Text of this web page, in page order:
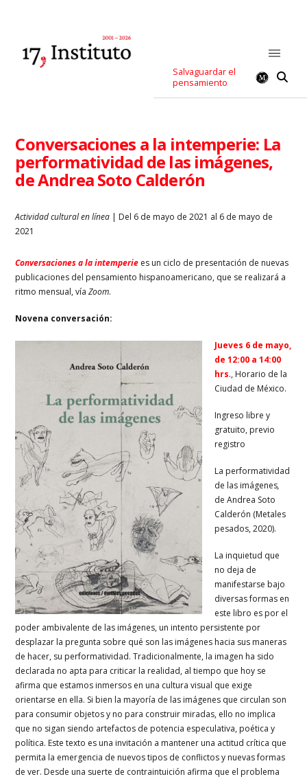
Salvaguardar el
pensamiento
Conversaciones a la intemperie: La
performatividad de las imágenes,
de Andrea Soto Calderón
Actividad cultural en línea | Del 6 de mayo de 2021 al 6 de mayo de
2021
Conversaciones a la intemperie es un ciclo de presentación de nuevas
publicaciones del pensamiento hispanoamericano, que se realizará a
ritmo mensual, víaZoom.
Novena conversación:
Jueves 6 de mayo,
de 12:00 a 14:00
hrs., Horario de la
Ciudad de México.
Ingreso libre y
gratuito, previo
registro
La performatividad
de las imágenes,
de Andrea Soto
Calderón (Metales
pesados, 2020).
La inquietud que
no deja de
manifestarse bajo
diversas formas en
este libro es por el
poder ambivalente de las imágenes, un intento persistente por
desplazar la pregunta sobre qué son las imágenes hacia sus maneras
de hacer, su performatividad. Tradicionalmente, la imagen ha sido
declarada no apta para criticar la realidad, al tiempo que hoy se
afirma que estamos inmersos en una cultura visual que exige
orientarse en ella. Si bien la mayoría de las imágenes que circulan son
para consumir objetos y no para construir miradas, ello no implica
que no sigan siendo artefactos de potencia especulativa, poética y
política. Este texto es una invitación a mantener una actitud crítica que
permita la emergencia de nuevos tipos de conflictos y nuevas formas
de ver. Desde una suerte de contraintuición afirma que el problema